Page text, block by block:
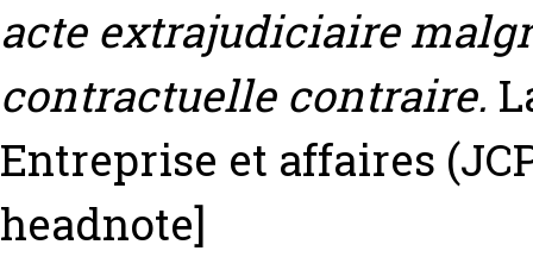
acte extrajudiciaire
contractuelle contraire.
Entreprise et affaires
headnote]